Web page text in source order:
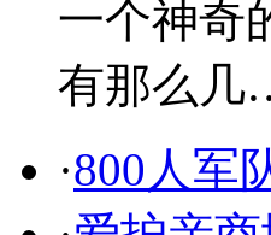
一个神奇
有那么几
·800人军